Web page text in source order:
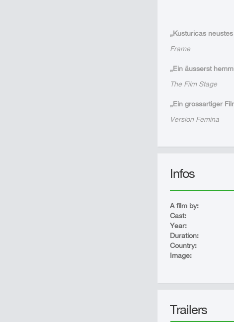
„Kusturicas
Frame
„Ein äusserst
The Film Stage
„Ein grossartiger
Version Femina
Infos
A film by:
Cast:
Year:
Duration:
Country:
Image:
Trailers